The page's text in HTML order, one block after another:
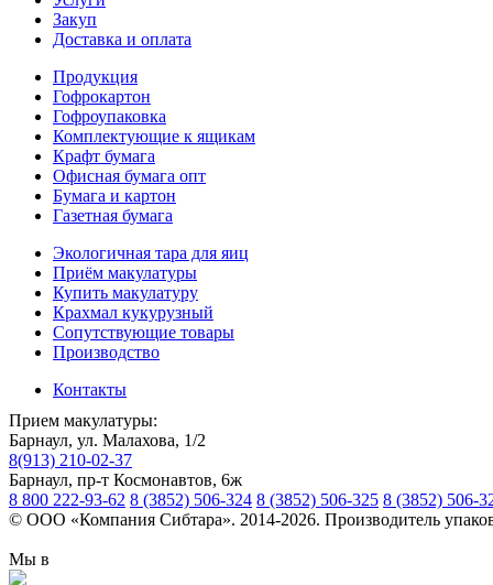
Закуп
Доставка и оплата
Продукция
Гофрокартон
Гофроупаковка
Комплектующие к ящикам
Крафт бумага
Офисная бумага опт
Бумага и картон
Газетная бумага
Экологичная тара для яиц
Приём макулатуры
Купить макулатуру
Крахмал кукурузный
Сопутствующие товары
Производство
Контакты
Прием макулатуры:
Барнаул, ул. Малахова, 1/2
8(913) 210-02-37
Барнаул, пр-т Космонавтов, 6ж
8 800 222-93-62 8 (3852) 506-324 8 (3852) 506-325 8 (3852) 506-
© ООО «Компания Сибтара». 2014-2026. Производитель
Мы в